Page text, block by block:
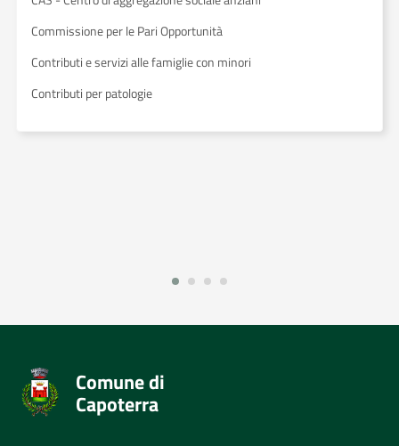
Commissione per le Pari Opportunità
Contributi e servizi alle famiglie con minori
Contributi per patologie
Comune di
Capoterra